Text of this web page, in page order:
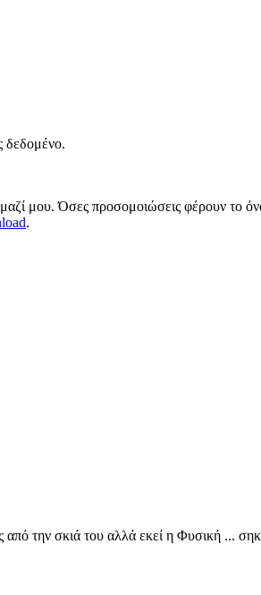
δεδομένο.
μου. Όσες προσομοιώσεις φέρουν το
.
την σκιά του αλλά εκεί η Φυσική ...